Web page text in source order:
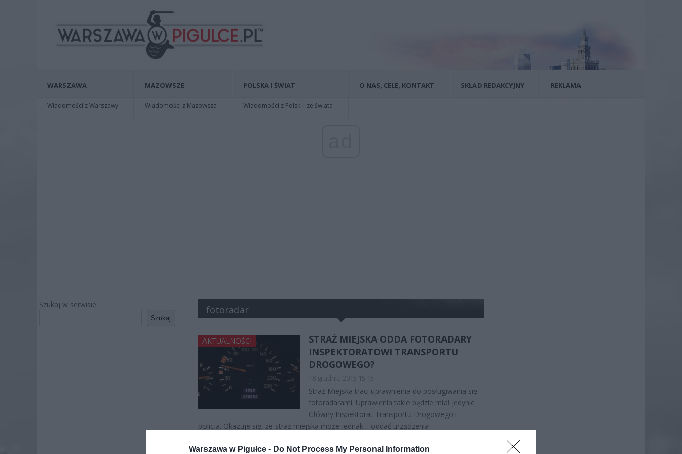
Warszawa w Pigułce - Do Not Process My Personal Information
WARSZAWA
Wiadomości z Warszawy
MAZOWSZE
Wiadomości z Mazowsza
POLSKA I ŚWIAT
Wiadomości z Polski i ze świata
O NAS, CELE, KONTAKT SKŁAD REDAKCYJNY REKLAMA
Szukaj w serwisie
Szukaj
fotoradar
AKTUALNOŚCI
STRAŻ MIEJSKA ODDA FOTORADARY
INSPEKTORATOWI TRANSPORTU
DROGOWEGO?
18 grudnia 2015 15:15
Straż Miejska traci uprawnienia do posługiwania się
fotoradarami. Uprawienia takie będzie miał jedynie
Główny Inspektorat Transportu Drogowego i
policja. Okazuje się, że straż miejska może jednak… oddać urządzenia